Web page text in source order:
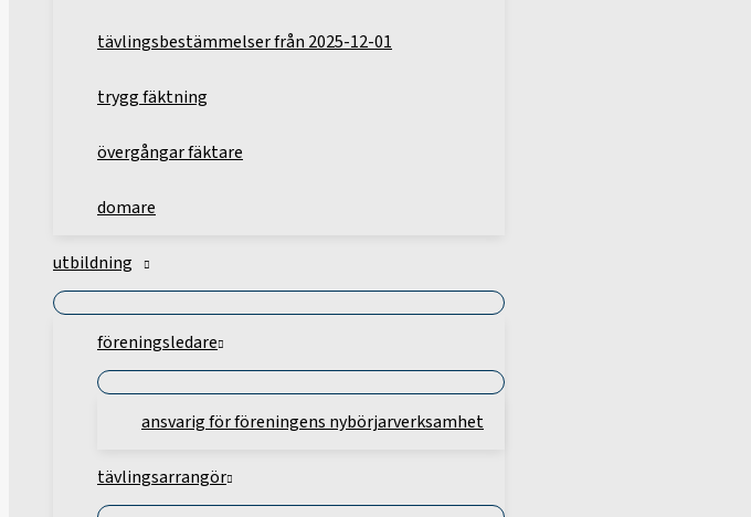
tävlingsbestämmelser från 2025-12-01
trygg fäktning
övergångar fäktare
domare
utbildning
föreningsledare
ansvarig för föreningens nybörjarverksamhet
tävlingsarrangör